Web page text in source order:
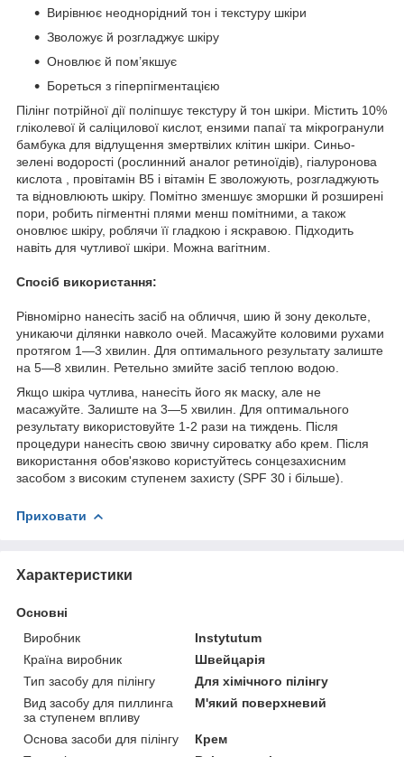
Вирівнює неоднорідний тон і текстуру шкіри
Зволожує й розгладжує шкіру
Оновлює й пом’якшує
Бореться з гіперпігментацією
Пілінг потрійної дії поліпшує текстуру й тон шкіри. Містить 10%
гліколевої й саліцилової кислот, ензими папаї та мікрогранули
бамбука для відлущення змертвілих клітин шкіри. Синьо-
зелені водорості (рослинний аналог ретиноїдів), гіалуронова
кислота , провітамін B5 і вітамін Е зволожують, розгладжують
та відновлюють шкіру. Помітно зменшує зморшки й розширені
пори, робить пігментні плями менш помітними, а також
оновлює шкіру, роблячи її гладкою і яскравою. Підходить
навіть для чутливої шкіри. Можна вагітним.
Спосіб використання:
Рівномірно нанесіть засіб на обличчя, шию й зону декольте,
уникаючи ділянки навколо очей. Масажуйте коловими рухами
протягом 1—3 хвилин. Для оптимального результату залиште
на 5—8 хвилин. Ретельно змийте засіб теплою водою.
Якщо шкіра чутлива, нанесіть його як маску, але не
масажуйте. Залиште на 3—5 хвилин. Для оптимального
результату використовуйте 1-2 рази на тиждень. Після
процедури нанесіть свою звичну сироватку або крем. Після
використання обов'язково користуйтесь сонцезахисним
засобом з високим ступенем захисту (SPF 30 і більше).
Приховати
Характеристики
Основні
Виробник
Instytutum
Країна виробник
Швейцарія
Тип засобу для пілінгу
Для хімічного пілінгу
Вид засобу для пиллинга
за ступенем впливу
М'який поверхневий
Основа засоби для пілінгу
Крем